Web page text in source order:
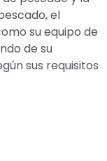
el
su equipo de
de su
sus requisitos